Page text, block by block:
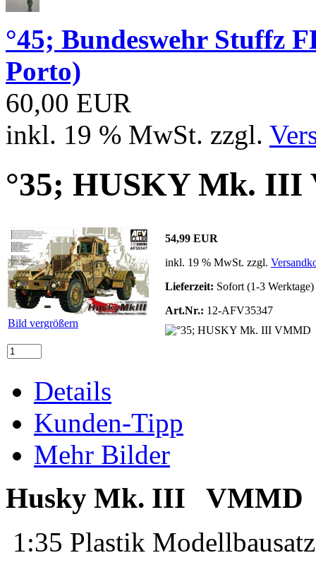
°45; Bundeswehr Stuffz
Porto)
60,00 EUR
inkl. 19 % MwSt. zzgl.
°35; HUSKY Mk. III
Bild vergrößern
54,99 EUR
inkl. 19 % MwSt. zzgl.
Lieferzeit: Sofort (1-3 Werktage)
Art.Nr.: 12-AFV35347
Details
Kunden-Tipp
Mehr Bilder
Husky Mk. III VMMD
1:35 Plastik